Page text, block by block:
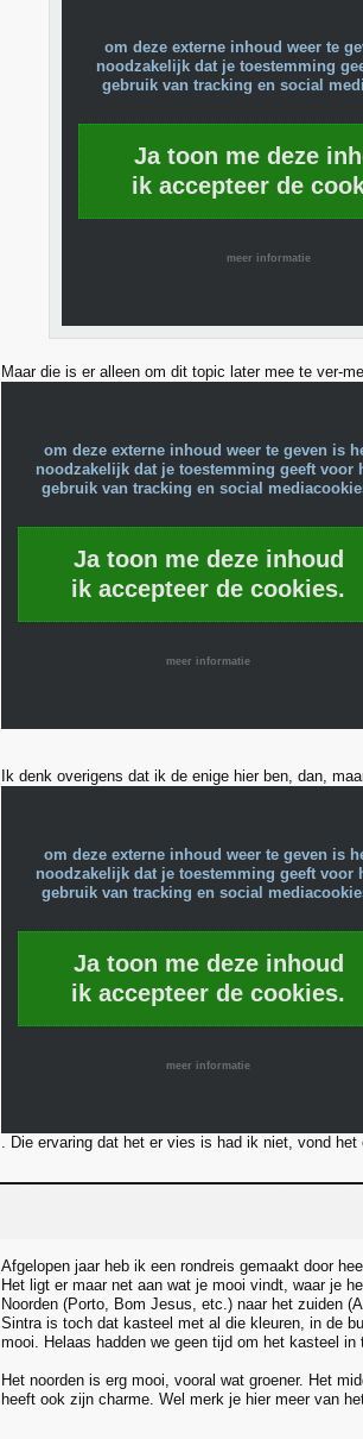
om deze externe inhoud weer te
noodzakelijk dat je toestemming
gebruik van tracking en social
Ja toon me deze
ik accepteer de
meer informatie
Maar die is er alleen om dit topic later mee te ver-
om deze externe inhoud weer te geven is
noodzakelijk dat je toestemming geeft voor
gebruik van tracking en social
Ja toon me deze inhoud
ik accepteer de cookies.
meer informatie
Ik denk overigens dat ik de enige hier ben, dan,
om deze externe inhoud weer te geven is
noodzakelijk dat je toestemming geeft voor
gebruik van tracking en social
Ja toon me deze inhoud
ik accepteer de cookies.
meer informatie
. Die ervaring dat het er vies is had ik niet, vond
Afgelopen jaar heb ik een rondreis gemaakt door
Het ligt er maar net aan wat je mooi vindt, waar je
Noorden (Porto, Bom Jesus, etc.) naar het zuiden
Sintra is toch dat kasteel met al die kleuren, in de
mooi. Helaas hadden we geen tijd om het kasteel
Het noorden is erg mooi, vooral wat groener. Het
heeft ook zijn charme. Wel merk je hier meer van